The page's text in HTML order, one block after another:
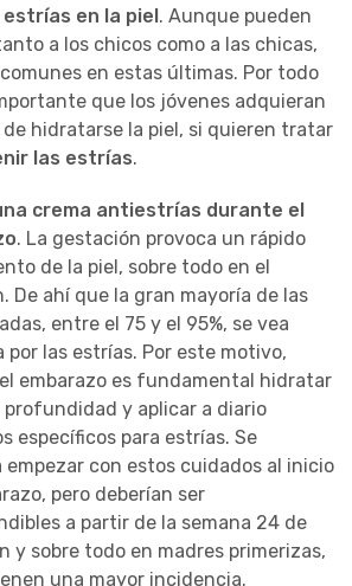
estrías en la piel. Aunque pueden
a los chicos como a las chicas,
en estas últimas. Por todo
que los jóvenes adquieran
hidratarse la piel, si quieren tratar
las estrías.
crema antiestrías durante el
. La gestación provoca un rápido
de la piel, sobre todo en el
De ahí que la gran mayoría de las
entre el 75 y el 95%, se vea
las estrías. Por este motivo,
embarazo es fundamental hidratar
profundidad y aplicar a diario
específicos para estrías. Se
empezar con estos cuidados al inicio
pero deberían ser
a partir de la semana 24 de
y sobre todo en madres primerizas,
una mayor incidencia.